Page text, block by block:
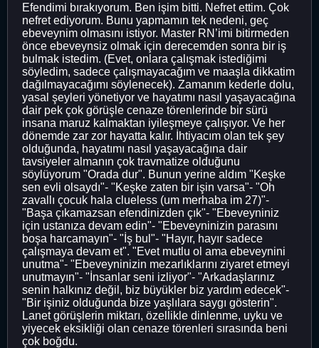
Efendimi bırakıyorum. Ben işim bitti. Nefret ettim. Çok
nefret ediyorum. Bunu yapmamın tek nedeni, geç
ebeveynim olmasını istiyor. Master RN’imi bitirmeden
önce ebeveynsiz olmak için derecemden sonra bir iş
bulmak istedim. (Evet, onlara çalışmak istediğimi
söyledim, sadece çalışmayacağım ve maaşla dikkatim
dağılmayacağımı söylenecek). Zamanım kederle dolu,
yasal şeyleri yönetiyor ve hayatımı nasıl yaşayacağına
dair pek çok görüşle cenaze törenlerinde bir sürü
insana maruz kalmaktan iyileşmeye çalışıyor. Ve her
dönemde zar zor hayatta kalır. İhtiyacım olan tek şey
olduğunda, hayatımı nasıl yaşayacağına dair
tavsiyeler almanın çok travmatize olduğunu
söylüyorum "Orada dur". Bunun yerine aldım "Keşke
sen evli olsaydı"- "Keşke zaten bir işin varsa"- "Oh
zavallı çocuk hala clueless (um merhaba im 27)"-
"Başa çıkamazsan efendinizden çık"- "Ebeveyniniz
için ustanıza devam edin"- "Ebeveyninizin parasını
boşa harcamayın"- "İş bul"- "Hayır, hayır sadece
çalışmaya devam et". "Evet mutlu ol ama ebeveynini
unutma"- "Ebeveyninizin mezarlıklarını ziyaret etmeyi
unutmayın"- "İnsanlar seni izliyor"- "Arkadaşlarınız
senin halkınız değil, biz büyükler biz yardım edecek"-
"Bir işiniz olduğunda bize yaşlılara saygı gösterin".
Lanet görüşlerin miktarı, özellikle dinlenme, uyku ve
yiyecek eksikliği olan cenaze törenleri sırasında beni
çok boğdu.